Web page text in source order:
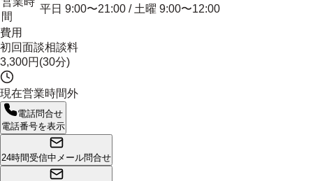
間
平日 9:00〜21:00 / 土曜 9:00〜12:00
費用
初回面談相談料
3,300円(30分)
現在営業時間外
電話問合せ
電話番号を表示
24時間受信中 メール問合せ